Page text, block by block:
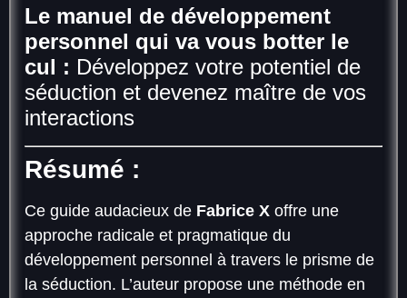
Le manuel de développement
personnel qui va vous botter le
cul : Développez votre potentiel de
séduction et devenez maître de vos
interactions
Résumé :
Ce guide audacieux de Fabrice X offre une
approche radicale et pragmatique du
développement personnel à travers le prisme de
la séduction. L’auteur propose une méthode en